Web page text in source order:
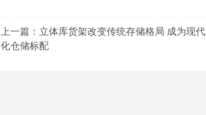
上一篇：立体库货架改变传统存储格局 成为现代
化仓储标配